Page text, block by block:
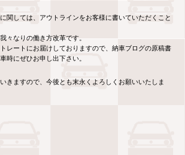
関しては、アウトラインをお客様に書いていただくこと
々なりの働き方改革です。
レートにお届けしておりますので、納車ブログの原稿書
時にぜひお申し出下さい。
きますので、今後とも末永くよろしくお願いいたしま